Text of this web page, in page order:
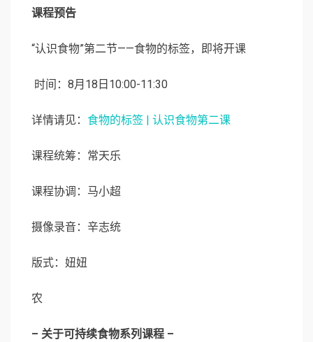
课程预告
“认识食物”第二节——食物的标签，即将开课
时间：8月18日10:00-11:30
详情请见： 食物的标签 | 认识食物第二课
课程统筹：常天乐
课程协调：马小超
摄像录音：辛志统
版式：妞妞
农
– 关于可持续食物系列课程 –